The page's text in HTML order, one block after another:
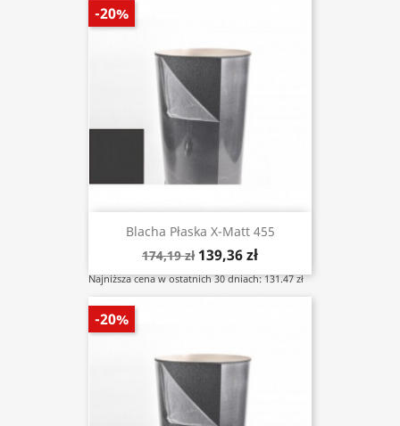
Blacha Płaska X-Matt 455
174,19 zł 139,36 zł
Najniższa cena w ostatnich 30 dniach: 131.47 zł
-20%
-20%